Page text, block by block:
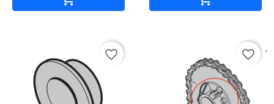
favorite_border favorite_border